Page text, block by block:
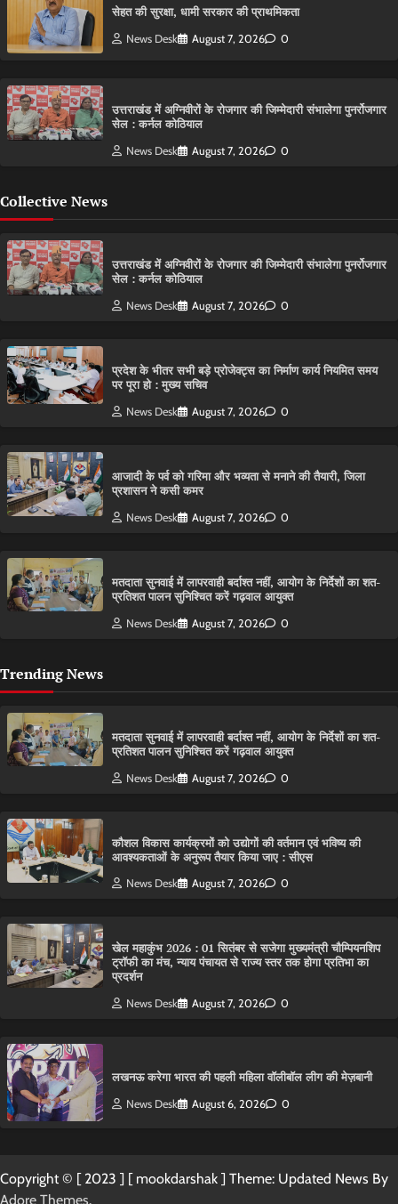
सेहत की सुरक्षा, धामी सरकार की प्राथमिकता
News Desk August 7, 2026 0
उत्तराखंड में अग्निवीरों के रोजगार की जिम्मेदारी संभालेगा पुनर्रोजगार
सेल : कर्नल कोठियाल
News Desk August 7, 2026 0
Collective News
उत्तराखंड में अग्निवीरों के रोजगार की जिम्मेदारी संभालेगा पुनर्रोजगार
सेल : कर्नल कोठियाल
News Desk August 7, 2026 0
प्रदेश के भीतर सभी बड़े प्रोजेक्ट्स का निर्माण कार्य नियमित समय
पर पूरा हो : मुख्य सचिव
News Desk August 7, 2026 0
आजादी के पर्व को गरिमा और भव्यता से मनाने की तैयारी, जिला
प्रशासन ने कसी कमर
News Desk August 7, 2026 0
मतदाता सुनवाई में लापरवाही बर्दाश्त नहीं, आयोग के निर्देशों का शत-
प्रतिशत पालन सुनिश्चित करें गढ़वाल आयुक्त
News Desk August 7, 2026 0
Trending News
मतदाता सुनवाई में लापरवाही बर्दाश्त नहीं, आयोग के निर्देशों का शत-
प्रतिशत पालन सुनिश्चित करें गढ़वाल आयुक्त
News Desk August 7, 2026 0
कौशल विकास कार्यक्रमों को उद्योगों की वर्तमान एवं भविष्य की
आवश्यकताओं के अनुरूप तैयार किया जाए : सीएस
News Desk August 7, 2026 0
खेल महाकुंभ 2026 : 01 सितंबर से सजेगा मुख्यमंत्री चौम्पियनशिप
ट्रॉफी का मंच, न्याय पंचायत से राज्य स्तर तक होगा प्रतिभा का
प्रदर्शन
News Desk August 7, 2026 0
लखनऊ करेगा भारत की पहली महिला वॉलीबॉल लीग की मेज़बानी
News Desk August 6, 2026 0
Copyright © [ 2023 ] [ mookdarshak ] Theme: Updated News By
Adore Themes.